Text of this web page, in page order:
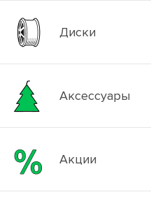
Диски
Аксессуары
Акции